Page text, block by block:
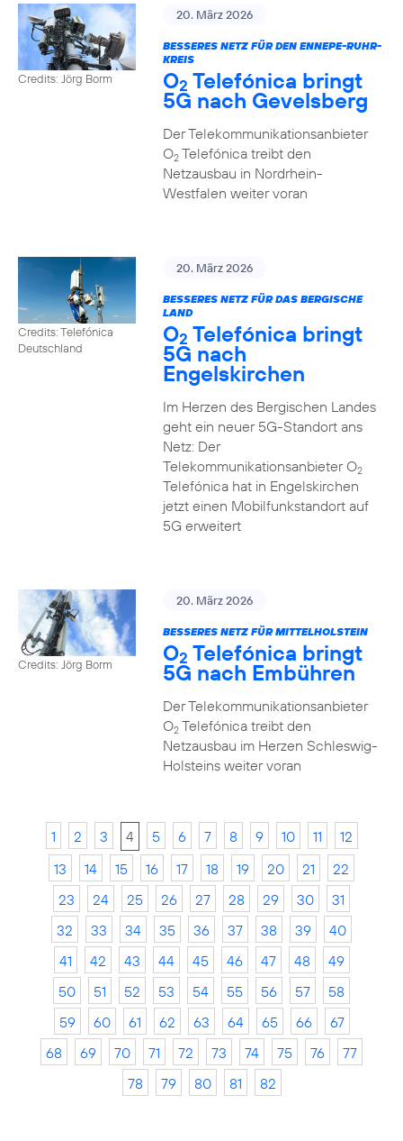
Credits: Jörg Borm
20. März 2026
BESSERES NETZ FÜR DEN ENNEPE-RUHR-
KREIS
O2 Telefónica bringt
5G nach Gevelsberg
Der Telekommunikationsanbieter
O2Telefónica treibt den
Netzausbau in Nordrhein-
Westfalen weiter voran
Credits: Telefónica
Deutschland
20. März 2026
BESSERES NETZ FÜR DAS BERGISCHE
LAND
O2 Telefónica bringt
5G nach
Engelskirchen
Im Herzen des Bergischen Landes
geht ein neuer 5G-Standort ans
Netz: Der
Telekommunikationsanbieter O2
Telefónica hat in Engelskirchen
jetzt einen Mobilfunkstandort auf
5G erweitert
Credits: Jörg Borm
20. März 2026
BESSERES NETZ FÜR MITTELHOLSTEIN
O2 Telefónica bringt
5G nach Embühren
Der Telekommunikationsanbieter
O2Telefónica treibt den
Netzausbau im Herzen Schleswig-
Holsteins weiter voran
1 2 3 4 5 6 7 8 9 10 11
12
13
14 15 16 17 18 19 20 21
22
23
24 25 26 27 28 29 30
31
32
33 34 35 36 37 38 39
40
41
42 43 44 45 46 47 48
49
50
51 52 53 54 55 56 57
58
59
60 61 62 63 64 65 66
67
68
69 70 71 72 73 74 75 76
77
78
79 80 81 82